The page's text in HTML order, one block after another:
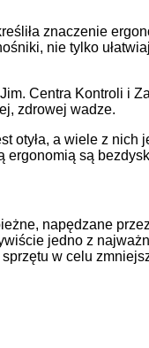
znaczenie
nie tylko
Centra Kontroli i
zdrowej wadze.
otyła, a wiele z
ergonomią są
napędzane
jedno z
w celu